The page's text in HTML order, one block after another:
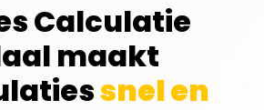
Calculatie
maakt
snel en